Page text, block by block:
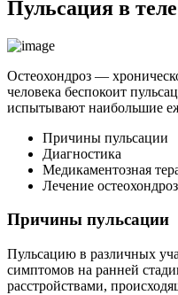
Пульсация в
Остеохондроз —
человека беспокоит
испытывают наибольшие
Причины пульсации
Диагностика
Медикаментозная
Лечение
Причины пульсации
Пульсацию в различных
симптомов на ранней
расстройствами,